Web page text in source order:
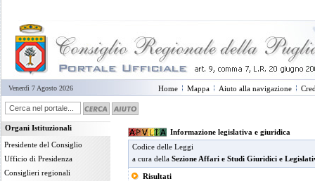
Venerdì 7 Agosto 2026 Home Mappa Aiuto alla navigazione
Organi Istituzionali
Presidente del Consiglio
Ufficio di Presidenza
Consiglieri regionali
Informazione legislativa e giuridica
Codice delle Leggi
a cura della Sezione Affari e Studi Giuridici e
Risultati